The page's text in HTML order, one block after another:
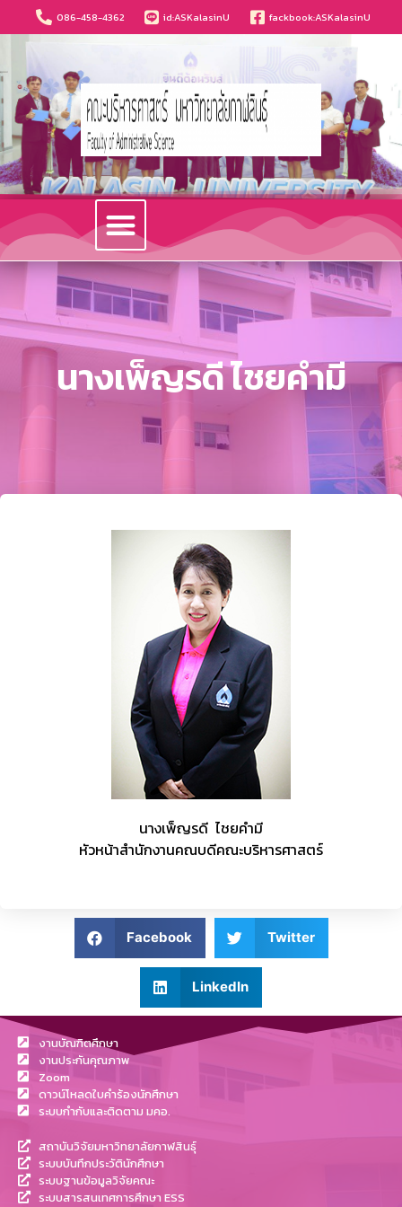
086-458-4362 id:ASKalasinU fackbook:ASKalasinU
นางเพ็ญรดี ไชยคำมี
นางเพ็ญรดี ไชยคำมี
หัวหน้าสำนักงานคณบดีคณะบริหารศาสตร์
Facebook Twitter
LinkedIn
งานบัณฑิตศึกษา
งานประกันคุณภาพ
Zoom
ดาวน์โหลดใบคำร้องนักศึกษา
ระบบกำกับและติดตาม มคอ.
สถาบันวิจัยมหาวิทยาลัยกาฬสินธุ์
ระบบบันทึกประวัตินักศึกษา
ระบบฐานข้อมูลวิจัยคณะ
ระบบสารสนเทศการศึกษา ESS